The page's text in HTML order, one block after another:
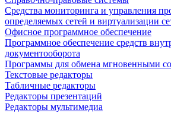
Средства мониторинга и управления
определяемых сетей и виртуализации
Офисное программное обеспечение
Программное обеспечение средств
документооборота
Программы для обмена мгновенными
Текстовые редакторы
Табличные редакторы
Редакторы презентаций
Редакторы мультимедиа